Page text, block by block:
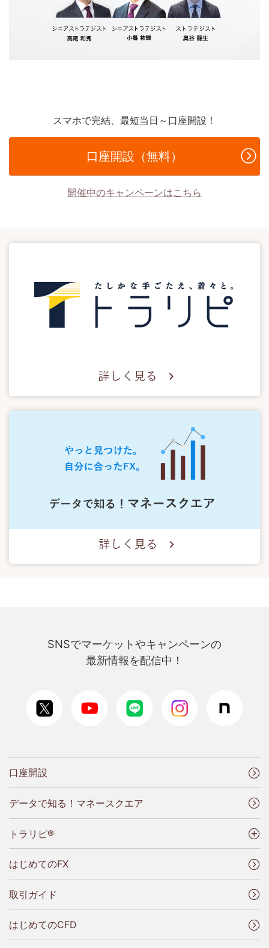
スマホで完結、最短当日～口座開設！
口座開設（無料）
開催中のキャンペーンはこちら
SNSでマーケットやキャンペーンの
最新情報を配信中！
口座開設
データで知る！マネースクエア
トラリピ®
はじめてのFX
取引ガイド
はじめてのCFD